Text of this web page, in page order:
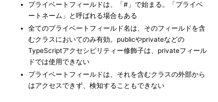
プライベートフィールドは、「#」で始まる。「プライベ
ートネーム」と呼ばれる場合もある
全てのプライベートフィールド名は、そのフィールドを含
むクラスにおいてのみ有効。publicやprivateなどの
TypeScriptアクセシビリティー修飾子は、privateフィール
ドでは使用できない
プライベートフィールドは、それを含むクラスの外部から
はアクセスできず、検知することもできない